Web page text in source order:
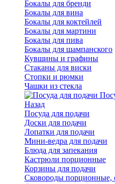
Бокалы для бренди
Бокалы для вина
Бокалы для коктейлей
Бокалы для мартини
Бокалы для пива
Бокалы для шампанского
Кувшины и графины
Стаканы для виски
Стопки и рюмки
Чашки из стекла
Назад
Посуда для подачи
Доски для подачи
Лопатки для подачи
Мини-ведра для подачи
Блюда для запекания
Кастрюли порционные
Корзины для подачи
Сковороды порционные,